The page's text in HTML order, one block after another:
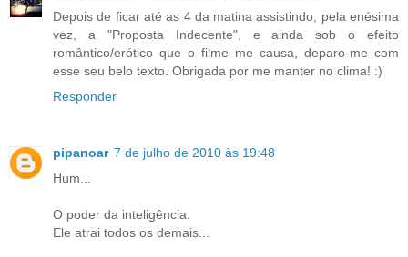
Depois de ficar até as 4 da matina assistindo, pela enésima
vez, a "Proposta Indecente", e ainda sob o efeito
romântico/erótico que o filme me causa, deparo-me com
esse seu belo texto. Obrigada por me manter no clima! :)
Responder
pipanoar 7 de julho de 2010 às 19:48
Hum...
O poder da inteligência.
Ele atrai todos os demais...